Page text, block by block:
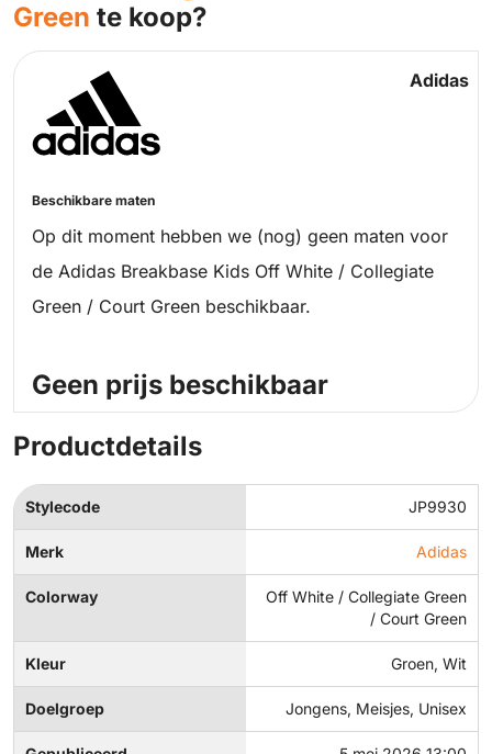
Green te koop?
Adidas
Beschikbare maten
Op dit moment hebben we (nog) geen maten voor
de Adidas Breakbase Kids Off White / Collegiate
Green / Court Green beschikbaar.
Geen prijs beschikbaar
Productdetails
Stylecode JP9930
Merk Adidas
Colorway
Off White / Collegiate Green
/ Court Green
Kleur Groen, Wit
Doelgroep Jongens, Meisjes, Unisex